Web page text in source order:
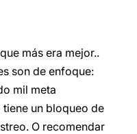
más era mejor..
son de enfoque:
mil meta
un bloqueo de
O recomendar